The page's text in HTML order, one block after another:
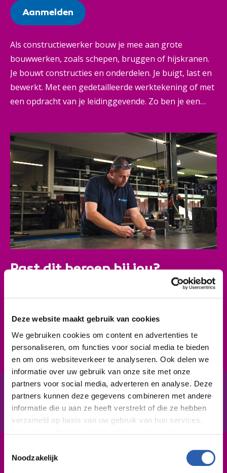
Deze website maakt gebruik van cookies
We gebruiken cookies om content en advertenties te
personaliseren, om functies voor social media te bieden
en om ons websiteverkeer te analyseren. Ook delen we
informatie over uw gebruik van onze site met onze
partners voor social media, adverteren en analyse. Deze
partners kunnen deze gegevens combineren met andere
informatie die u aan ze heeft verstrekt of die ze hebben
verzameld op basis van uw gebruik van hun services.
We werken samen met
die uw gegevens
Noodzakelijk
Aanmelden
Als constructiewerker bouw je mee aan grote
bouwwerken, zoals schepen, bruggen of hijskranen.
Je bouwt constructies en onderdelen. Je buigt, last en
bewerkt. Met een gedetailleerde werktekening of met
een opdracht van je leidinggevende. Zo ben je een
Past dit beroep bij jou?
Je bent handig en hebt snel door hoe dingen
werken, maar ook goed samenwerken. En: je bent
goed in rekenen.
In het kort De opleiding
Leerweg / niveau